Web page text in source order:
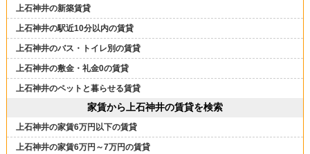
上石神井の新築賃貸
上石神井の駅近10分以内の賃貸
上石神井のバス・トイレ別の賃貸
上石神井の敷金・礼金0の賃貸
上石神井のペットと暮らせる賃貸
家賃から上石神井の賃貸を検索
上石神井の家賃6万円以下の賃貸
上石神井の家賃6万円～7万円の賃貸